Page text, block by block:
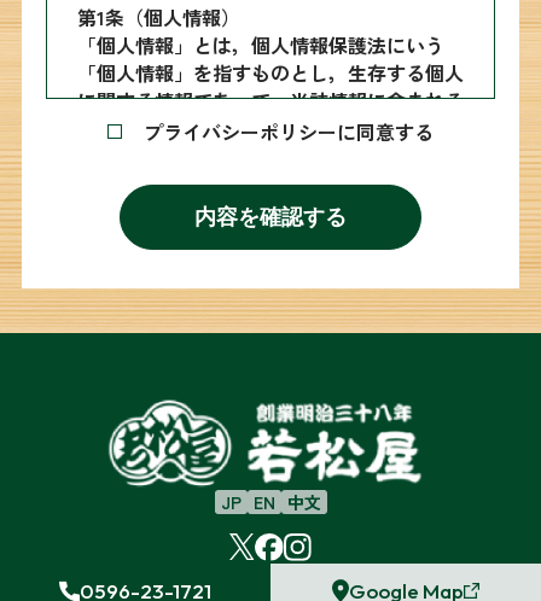
第1条（個人情報）
「個人情報」とは，個人情報保護法にいう
「個人情報」を指すものとし，生存する個人
に関する情報であって，当該情報に含まれる
氏名，生年月日，住所，電話番号，連絡先そ
情報及び容貌，指紋，声紋にかかるデータ，
及び健康保険証の保険者番号などの当該情報
単体から特定の個人を識別できる情報（個人
第2条（個人情報の収集方法）
当社は，ユーザーが利用登録をする際に氏
レス，銀行口座番号，クレジットカード番
号，運転免許証番号などの個人情報をお尋ね
することがあります。また，ユーザーと提携
先などとの間でなされたユーザーの個人情報
を含む取引記録や決済に関する情報を,当社
の提携先（情報提供元，広告主，広告配信先
などを含みます。以下，｢提携先｣といいま
す。）などから収集することがあります。
プライバシーポリシーに同意する
内容を確認する
JP EN 中文
若松屋公式SNSアカウント一覧
0596-23-1721 Google Map